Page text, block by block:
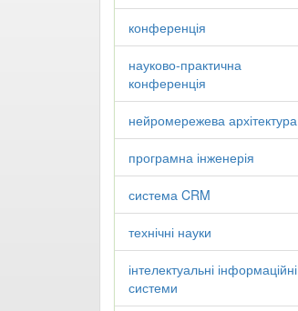
конференція
науково-практична
конференція
нейромережева архітектура
програмна інженерія
система CRM
технічні науки
інтелектуальні інформаційні
системи